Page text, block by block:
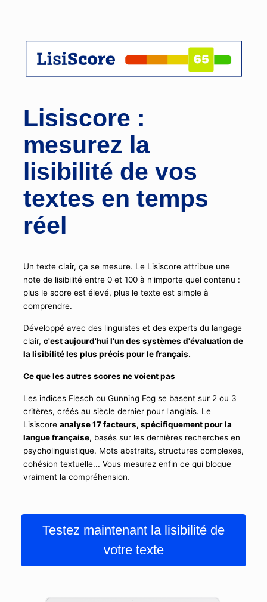
Lisiscore :
mesurez la
lisibilité de vos
textes en temps
réel
Un texte clair, ça se mesure. Le Lisiscore attribue une
note de lisibilité entre 0 et 100 à n'importe quel contenu :
plus le score est élevé, plus le texte est simple à
comprendre.
Développé avec des linguistes et des experts du langage
clair, c'est aujourd'hui l'un des systèmes d'évaluation de
la lisibilité les plus précis pour le français.
Ce que les autres scores ne voient pas
Les indices Flesch ou Gunning Fog se basent sur 2 ou 3
critères, créés au siècle dernier pour l'anglais. Le
Lisiscore analyse 17 facteurs, spécifiquement pour la
langue française, basés sur les dernières recherches en
psycholinguistique. Mots abstraits, structures complexes,
cohésion textuelle... Vous mesurez enfin ce qui bloque
vraiment la compréhension.
Testez maintenant la lisibilité de
votre texte